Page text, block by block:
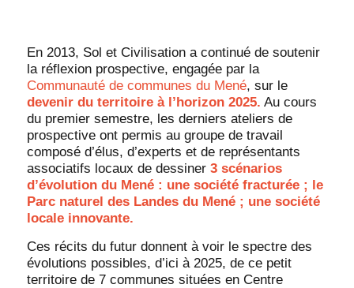
En 2013, Sol et Civilisation a continué de soutenir
la réflexion prospective, engagée par la
Communauté de communes du Mené, sur le
devenir du territoire à l’horizon 2025. Au cours
du premier semestre, les derniers ateliers de
prospective ont permis au groupe de travail
composé d’élus, d’experts et de représentants
associatifs locaux de dessiner 3 scénarios
d’évolution du Mené : une société fracturée ; le
Parc naturel des Landes du Mené ; une société
locale innovante.
Ces récits du futur donnent à voir le spectre des
évolutions possibles, d’ici à 2025, de ce petit
territoire de 7 communes situées en Centre